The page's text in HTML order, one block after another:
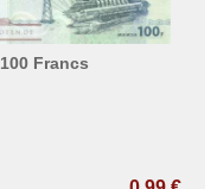
Francs